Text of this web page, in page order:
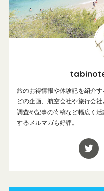
tabinote
旅のお得情報や体験記を紹介
どの企画、航空会社や旅行会
調査や記事の寄稿など幅広く
するメルマガも好評。